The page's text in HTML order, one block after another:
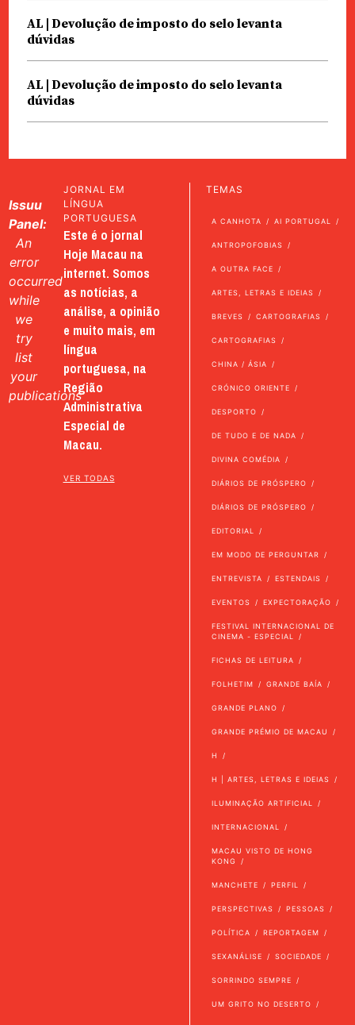
AL | Devolução de imposto do selo levanta
dúvidas
AL | Devolução de imposto do selo levanta
dúvidas
Issuu
Panel:
An
error
occurred
while
we
try
list
your
publications
JORNAL EM
LÍNGUA
PORTUGUESA
Este é o jornal
Hoje Macau na
internet. Somos
as notícias, a
análise, a opinião
e muito mais, em
língua
portuguesa, na
Região
Administrativa
Especial de
Macau.
VER TODAS
TEMAS
A CANHOTA AI PORTUGAL
ANTROPOFOBIAS
A OUTRA FACE
ARTES, LETRAS E IDEIAS
BREVES CARTOGRAFIAS
CARTOGRAFIAS
CHINA / ÁSIA
CRÓNICO ORIENTE
DESPORTO
DE TUDO E DE NADA
DIVINA COMÉDIA
DIÁRIOS DE PRÓSPERO
DIÁRIOS DE PRÓSPERO
EDITORIAL
EM MODO DE PERGUNTAR
ENTREVISTA ESTENDAIS
EVENTOS EXPECTORAÇÃO
FESTIVAL INTERNACIONAL DE
CINEMA - ESPECIAL
FICHAS DE LEITURA
FOLHETIM GRANDE BAÍA
GRANDE PLANO
GRANDE PRÉMIO DE MACAU
H
H | ARTES, LETRAS E IDEIAS
ILUMINAÇÃO ARTIFICIAL
INTERNACIONAL
MACAU VISTO DE HONG
KONG
MANCHETE PERFIL
PERSPECTIVAS PESSOAS
POLÍTICA REPORTAGEM
SEXANÁLISE SOCIEDADE
SORRINDO SEMPRE
UM GRITO NO DESERTO